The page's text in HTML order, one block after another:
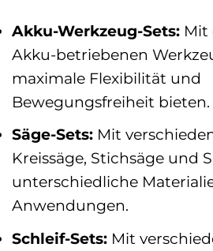
Akku-Werkzeug-Sets: Mit
Akku-betriebenen
maximale Flexibilität und
Bewegungsfreiheit bieten.
Säge-Sets: Mit
Kreissäge, Stichsäge und
unterschiedliche
Anwendungen.
Schleif-Sets: Mit